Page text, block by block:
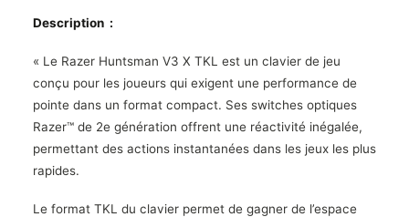
Description :
« Le Razer Huntsman V3 X TKL est un clavier de jeu
conçu pour les joueurs qui exigent une performance de
pointe dans un format compact. Ses switches optiques
Razer™ de 2e génération offrent une réactivité inégalée,
permettant des actions instantanées dans les jeux les plus
rapides.
Le format TKL du clavier permet de gagner de l’espace